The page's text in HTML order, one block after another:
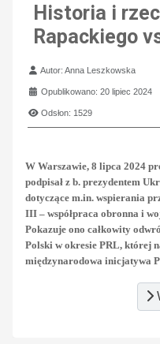
Historia i
Rapackiego
Szczegóły
Autor:Anna Leszkowska
Opublikowano: 20 lipiec 2024
Odsłon: 1529
W Warszawie, 8 lipca 2024
podpisał z b. prezydentem
dotyczące m.in. wspierania
III – współpraca obronna i
Pokazuje ono całkowity
Polski w okresie PRL, której
międzynarodowa inicjatywa